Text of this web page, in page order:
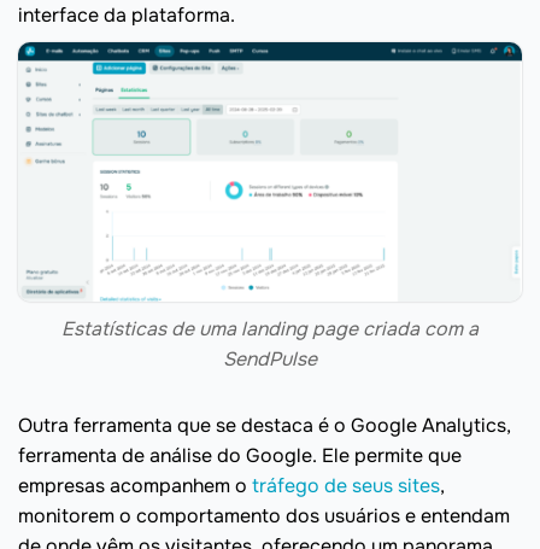
interface da plataforma.
Estatísticas de uma landing page criada com a
SendPulse
Outra ferramenta que se destaca é o Google Analytics,
ferramenta de análise do Google. Ele permite que
empresas acompanhem o tráfego de seus sites,
monitorem o comportamento dos usuários e entendam